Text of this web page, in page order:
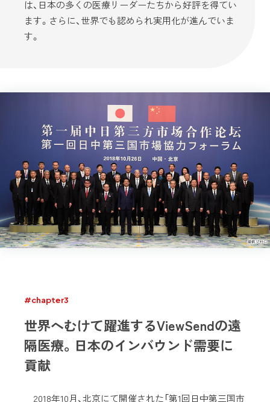
は、日本の多くの医療リーダーたちから好評を得てい
ます。さらに、世界でも認められ実用化が進んでいま
す。
#chapter3
世界へむけて躍進するViewSendの遠
隔医療。日本のインバウンド需要に
貢献
2018年10月、北京にて開催された「第1回日中第三国市